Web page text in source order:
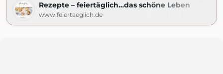
Rezepte – feiertäglich…das schöne Leben
www.feiertaeglich.de